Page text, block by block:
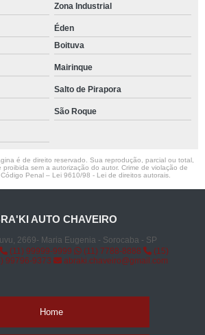
Zona Industrial
Éden
Boituva
Mairinque
Salto de Pirapora
São Roque
é de direito reservado. Sua reprodução, parcial ou total,
proibida sem a autorização do autor. Crime de violação de
Penal – Lei 9610/98 - Lei de direitos autorais
AUTO CHAVEIRO
2669- Maria Eugenia - Sorocaba - SP
(11) 99999-9999 (11) 7788-8888
(15)
99796-9373 abraki.chaveiro@gmail.com
Home